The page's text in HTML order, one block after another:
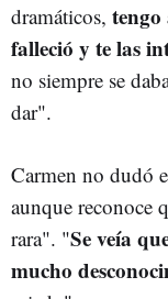
dramáticos,
falleció y te las
no siempre se
dar".
Carmen no dudó
aunque reconoce
rara". "Se veía
mucho